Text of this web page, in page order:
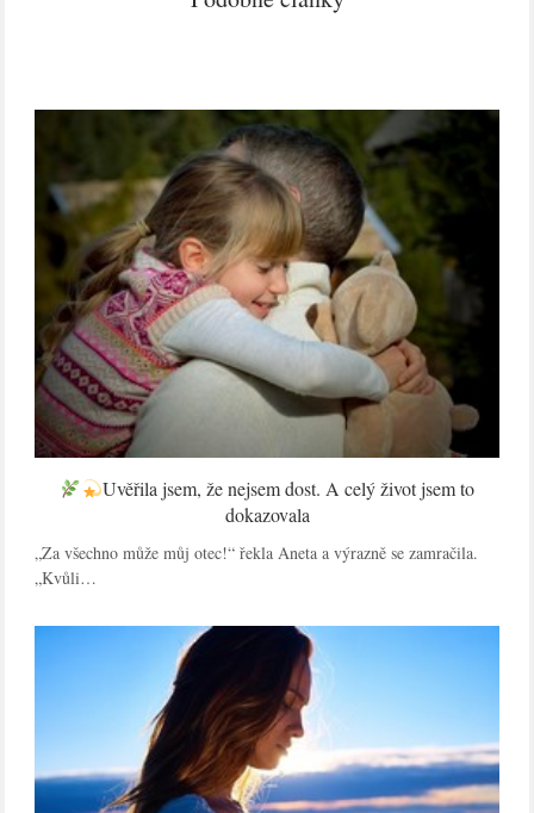
Uvěřila jsem, že nejsem dost. A celý život jsem to
dokazovala
„Za všechno může můj otec!“ řekla Aneta a výrazně se zamračila.
„Kvůli…